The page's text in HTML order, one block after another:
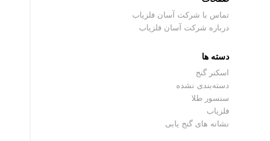
تماس با شرکت آسان فلزیاب
درباره شرکت آسان فلزیاب
دسته ها
اسکنر گنج
دسته‌بندی نشده
سنسور طلا
فلزیاب
نشانه های گنج یابی